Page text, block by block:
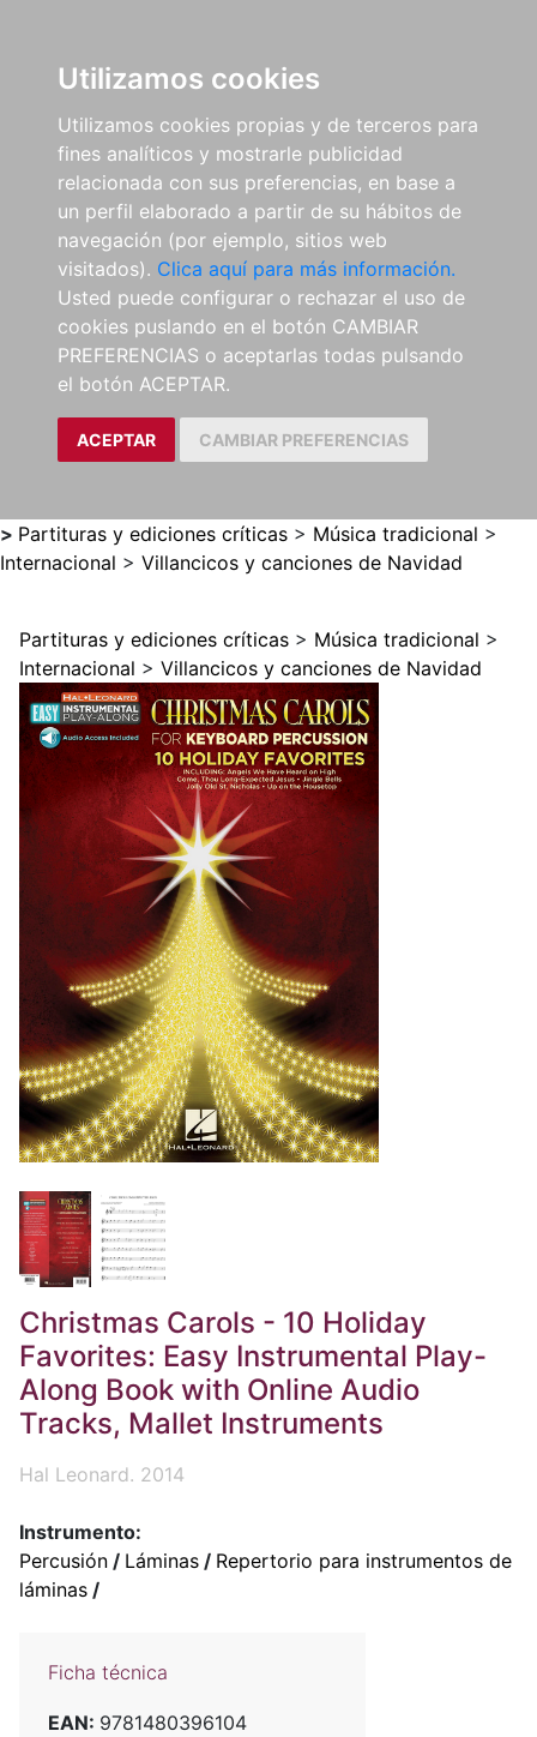
Utilizamos cookies
Utilizamos cookies propias y de terceros para
fines analíticos y mostrarle publicidad
relacionada con sus preferencias, en base a
un perfil elaborado a partir de su hábitos de
navegación (por ejemplo, sitios web
visitados). Clica aquí para más información.
Usted puede configurar o rechazar el uso de
cookies puslando en el botón CAMBIAR
PREFERENCIAS o aceptarlas todas pulsando
el botón ACEPTAR.
ACEPTAR CAMBIAR PREFERENCIAS
> Partituras y ediciones críticas > Música tradicional >
Internacional > Villancicos y canciones de Navidad
Partituras y ediciones críticas > Música tradicional >
Internacional > Villancicos y canciones de Navidad
Christmas Carols - 10 Holiday
Favorites: Easy Instrumental Play-
Along Book with Online Audio
Tracks, Mallet Instruments
Hal Leonard. 2014
Instrumento:
Percusión / Láminas / Repertorio para instrumentos de
láminas /
Ficha técnica
EAN: 9781480396104